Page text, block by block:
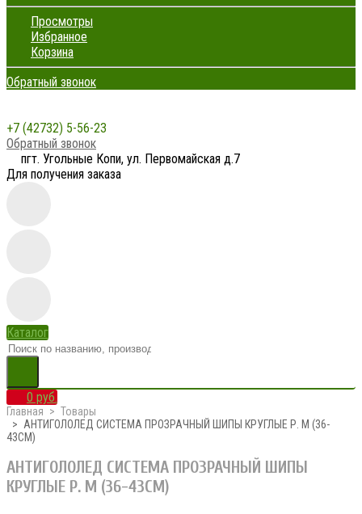
Просмотры
Избранное
Корзина
Обратный звонок
+7 (42732) 5-56-23
Обратный звонок
пгт. Угольные Копи, ул. Первомайская д.7
Для получения заказа
Каталог
0 руб.
Главная
Товары
АНТИГОЛОЛЕД СИСТЕМА ПРОЗРАЧНЫЙ ШИПЫ КРУГЛЫЕ Р. М (36-
43СМ)
АНТИГОЛОЛЕД СИСТЕМА ПРОЗРАЧНЫЙ ШИПЫ
КРУГЛЫЕ Р. М (36-43СМ)